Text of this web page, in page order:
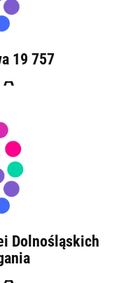
19 757
Dolnośląskich